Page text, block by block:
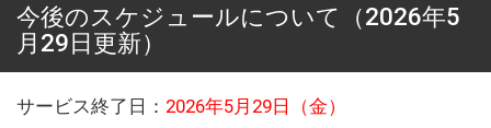
今後のスケジュールについて（2026年5
月29日更新）
サービス終了日： 2026年5月29日（金）